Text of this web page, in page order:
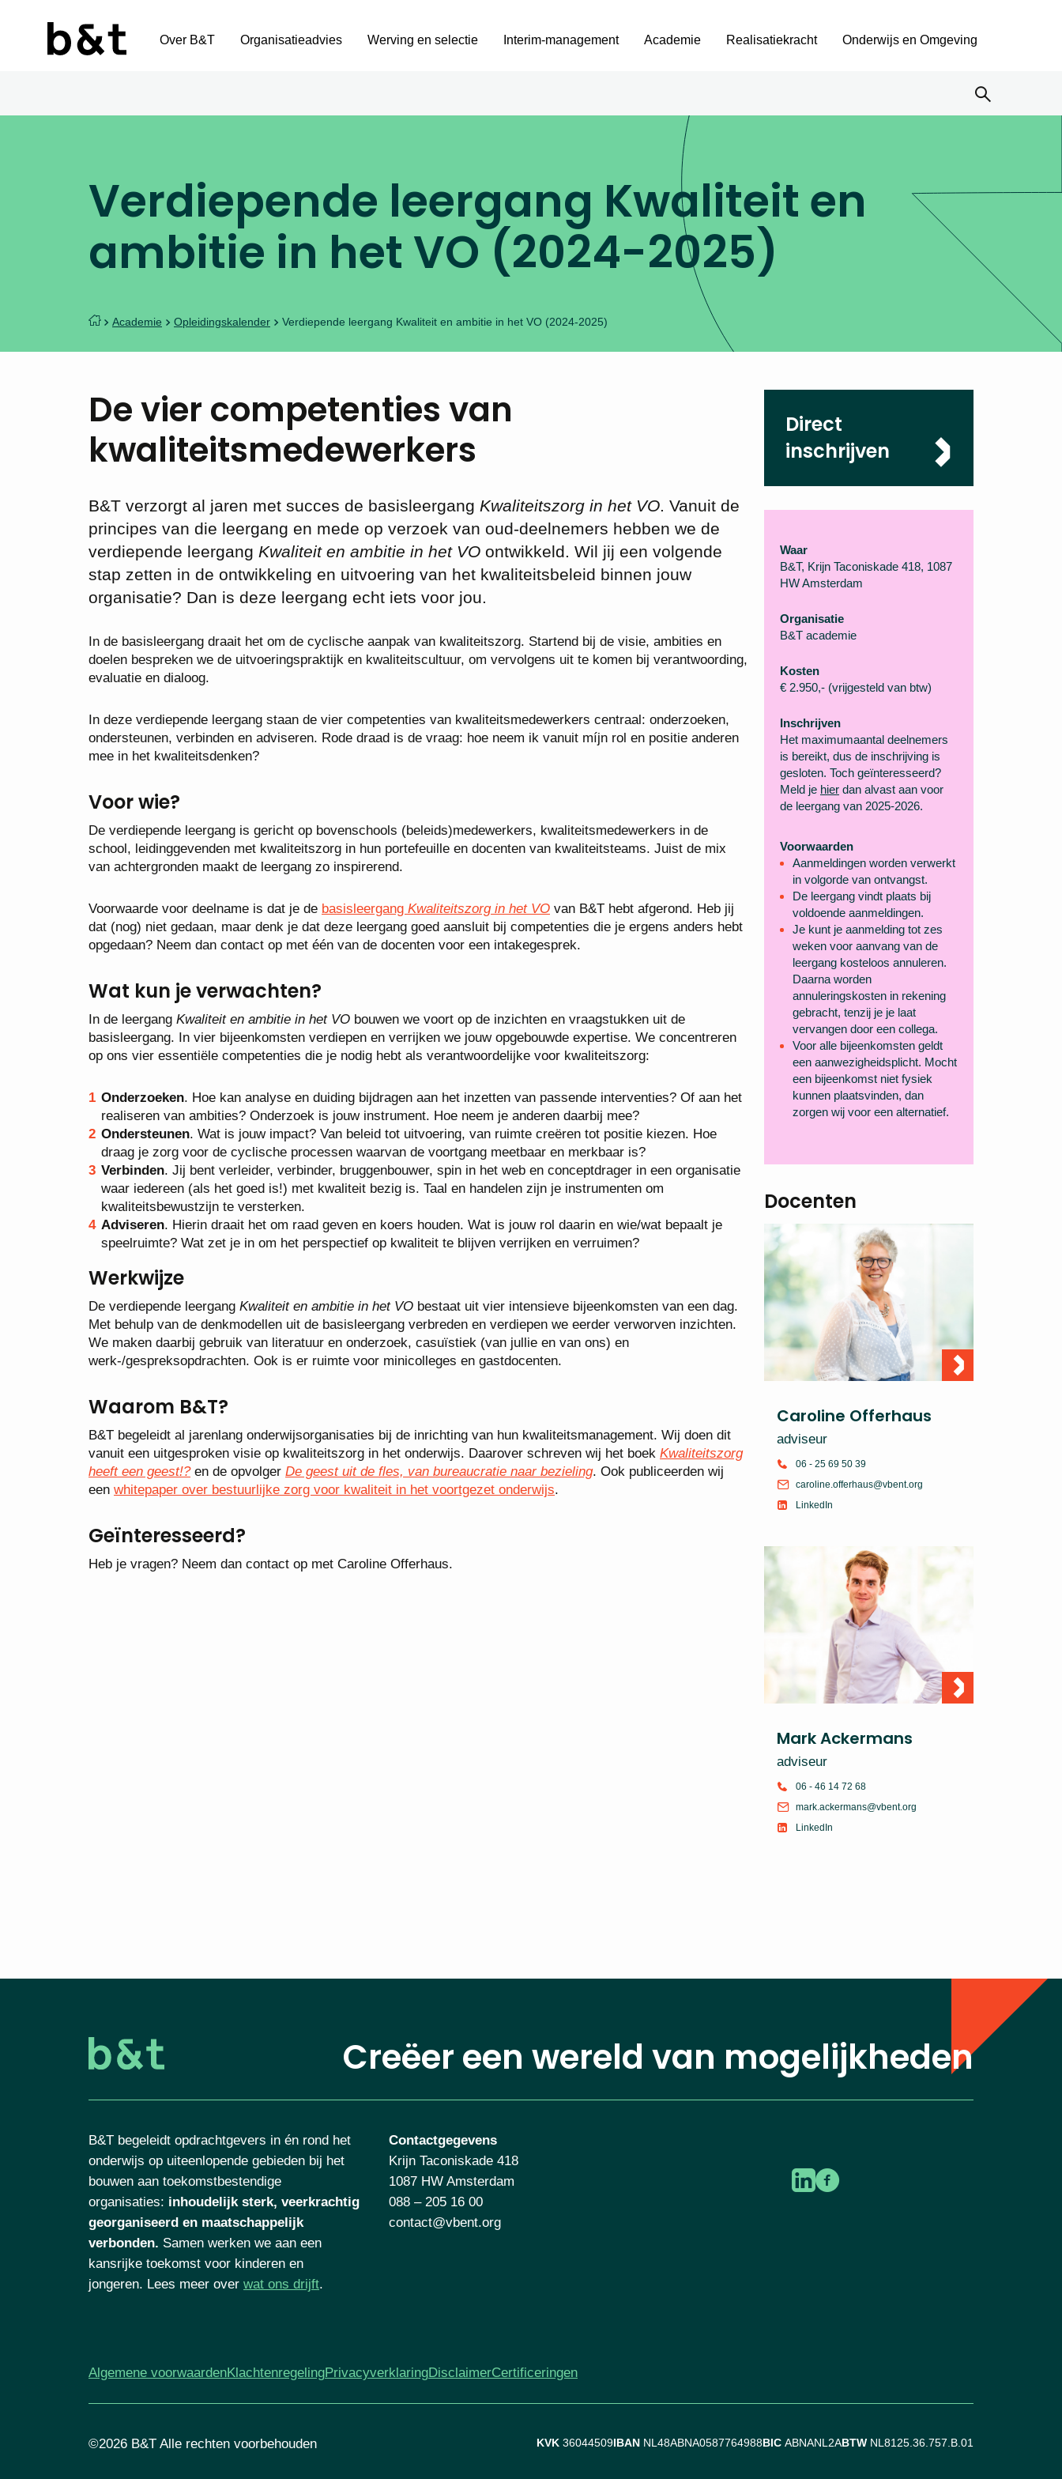
Over B&T Organisatieadvies Werving en selectie Interim-management Academie Realisatiekracht Onderwijs en Omgeving
Verdiepende leergang Kwaliteit en
ambitie in het VO (2024-2025)
Academie Opleidingskalender Verdiepende leergang Kwaliteit en ambitie in het VO (2024-2025)
De vier competenties van
kwaliteitsmedewerkers
B&T verzorgt al jaren met succes de basisleergang Kwaliteitszorg in het VO. Vanuit de
principes van die leergang en mede op verzoek van oud-deelnemers hebben we de
verdiepende leergang Kwaliteit en ambitie in het VO ontwikkeld. Wil jij een volgende
stap zetten in de ontwikkeling en uitvoering van het kwaliteitsbeleid binnen jouw
organisatie? Dan is deze leergang echt iets voor jou.
In de basisleergang draait het om de cyclische aanpak van kwaliteitszorg. Startend bij de visie, ambities en
doelen bespreken we de uitvoeringspraktijk en kwaliteitscultuur, om vervolgens uit te komen bij verantwoording,
evaluatie en dialoog.
In deze verdiepende leergang staan de vier competenties van kwaliteitsmedewerkers centraal: onderzoeken,
ondersteunen, verbinden en adviseren. Rode draad is de vraag: hoe neem ik vanuit míjn rol en positie anderen
mee in het kwaliteitsdenken?
Voor wie?
De verdiepende leergang is gericht op bovenschools (beleids)medewerkers, kwaliteitsmedewerkers in de
school, leidinggevenden met kwaliteitszorg in hun portefeuille en docenten van kwaliteitsteams. Juist de mix
van achtergronden maakt de leergang zo inspirerend.
Voorwaarde voor deelname is dat je de basisleergang Kwaliteitszorg in het VO van B&T hebt afgerond. Heb jij
dat (nog) niet gedaan, maar denk je dat deze leergang goed aansluit bij competenties die je ergens anders hebt
opgedaan? Neem dan contact op met één van de docenten voor een intakegesprek.
Wat kun je verwachten?
In de leergang Kwaliteit en ambitie in het VO bouwen we voort op de inzichten en vraagstukken uit de
basisleergang. In vier bijeenkomsten verdiepen en verrijken we jouw opgebouwde expertise. We concentreren
op ons vier essentiële competenties die je nodig hebt als verantwoordelijke voor kwaliteitszorg:
Onderzoeken. Hoe kan analyse en duiding bijdragen aan het inzetten van passende interventies? Of aan het
realiseren van ambities? Onderzoek is jouw instrument. Hoe neem je anderen daarbij mee?
Ondersteunen. Wat is jouw impact? Van beleid tot uitvoering, van ruimte creëren tot positie kiezen. Hoe
draag je zorg voor de cyclische processen waarvan de voortgang meetbaar en merkbaar is?
Verbinden. Jij bent verleider, verbinder, bruggenbouwer, spin in het web en conceptdrager in een organisatie
waar iedereen (als het goed is!) met kwaliteit bezig is. Taal en handelen zijn je instrumenten om
kwaliteitsbewustzijn te versterken.
Adviseren. Hierin draait het om raad geven en koers houden. Wat is jouw rol daarin en wie/wat bepaalt je
speelruimte? Wat zet je in om het perspectief op kwaliteit te blijven verrijken en verruimen?
Werkwijze
De verdiepende leergang Kwaliteit en ambitie in het VO bestaat uit vier intensieve bijeenkomsten van een dag.
Met behulp van de denkmodellen uit de basisleergang verbreden en verdiepen we eerder verworven inzichten.
We maken daarbij gebruik van literatuur en onderzoek, casuïstiek (van jullie en van ons) en
werk-/gespreksopdrachten. Ook is er ruimte voor minicolleges en gastdocenten.
Waarom B&T?
B&T begeleidt al jarenlang onderwijsorganisaties bij de inrichting van hun kwaliteitsmanagement. Wij doen dit
vanuit een uitgesproken visie op kwaliteitszorg in het onderwijs. Daarover schreven wij het boek Kwaliteitszorg
heeft een geest!?en de opvolger De geest uit de fles, van bureaucratie naar bezieling. Ook publiceerden wij
een whitepaper over bestuurlijke zorg voor kwaliteit in het voortgezet onderwijs.
Geïnteresseerd?
Heb je vragen? Neem dan contact op met Caroline Offerhaus.
Direct
inschrijven
Waar
B&T, Krijn Taconiskade 418, 1087
HW Amsterdam
Organisatie
B&T academie
Kosten
€ 2.950,- (vrijgesteld van btw)
Inschrijven
Het maximumaantal deelnemers
is bereikt, dus de inschrijving is
gesloten. Toch geïnteresseerd?
Meld je hier dan alvast aan voor
de leergang van 2025-2026.
Voorwaarden
Aanmeldingen worden verwerkt
in volgorde van ontvangst.
De leergang vindt plaats bij
voldoende aanmeldingen.
Je kunt je aanmelding tot zes
weken voor aanvang van de
leergang kosteloos annuleren.
Daarna worden
annuleringskosten in rekening
gebracht, tenzij je je laat
vervangen door een collega.
Voor alle bijeenkomsten geldt
een aanwezigheidsplicht. Mocht
een bijeenkomst niet fysiek
kunnen plaatsvinden, dan
zorgen wij voor een alternatief.
Docenten
Caroline Offerhaus
adviseur
06 - 25 69 50 39
caroline.offerhaus@vbent.org
LinkedIn
Mark Ackermans
adviseur
06 - 46 14 72 68
mark.ackermans@vbent.org
LinkedIn
Creëer een wereld van mogelijkheden
B&T begeleidt opdrachtgevers in én rond het
onderwijs op uiteenlopende gebieden bij het
bouwen aan toekomstbestendige
organisaties: inhoudelijk sterk, veerkrachtig
georganiseerd en maatschappelijk
verbonden. Samen werken we aan een
kansrijke toekomst voor kinderen en
jongeren. Lees meer over wat ons drijft.
Contactgegevens
Krijn Taconiskade 418
1087 HW Amsterdam
088 – 205 16 00
contact@vbent.org
Algemene voorwaardenKlachtenregelingPrivacyverklaringDisclaimerCertificeringen
©2026 B&T Alle rechten voorbehouden KVK 36044509IBAN NL48ABNA0587764988BIC ABNANL2ABTW NL8125.36.757.B.01